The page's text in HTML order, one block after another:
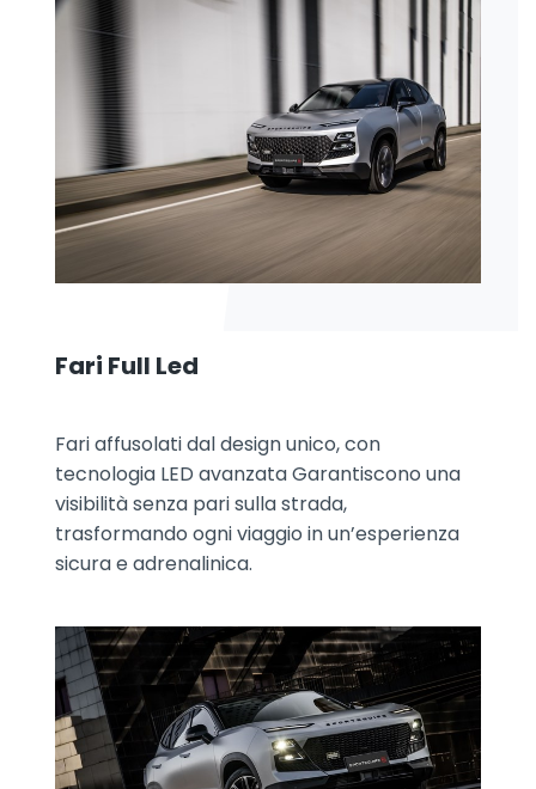
Fari Full Led
Fari affusolati dal design unico, con
tecnologia LED avanzata Garantiscono una
visibilità senza pari sulla strada,
trasformando ogni viaggio in un’esperienza
sicura e adrenalinica.